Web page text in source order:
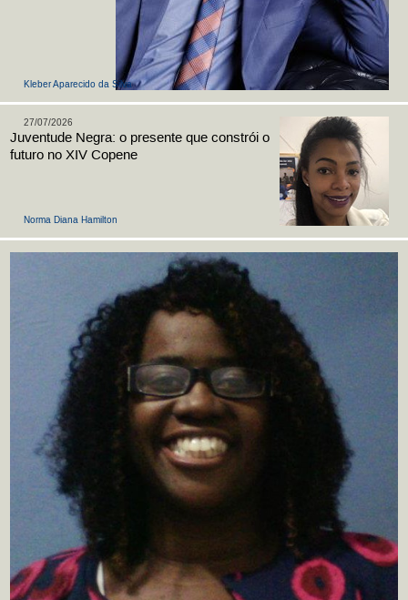
Kleber Aparecido da Silva
Norma Diana Hamilton
27/07/2026
Juventude Negra: o presente que constrói o
futuro no XIV Copene